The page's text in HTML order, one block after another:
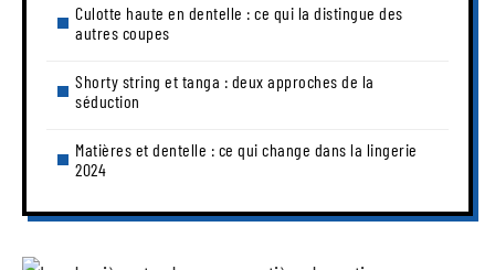
Culotte haute en dentelle : ce qui la distingue des
autres coupes
Shorty string et tanga : deux approches de la
séduction
Matières et dentelle : ce qui change dans la lingerie
2024